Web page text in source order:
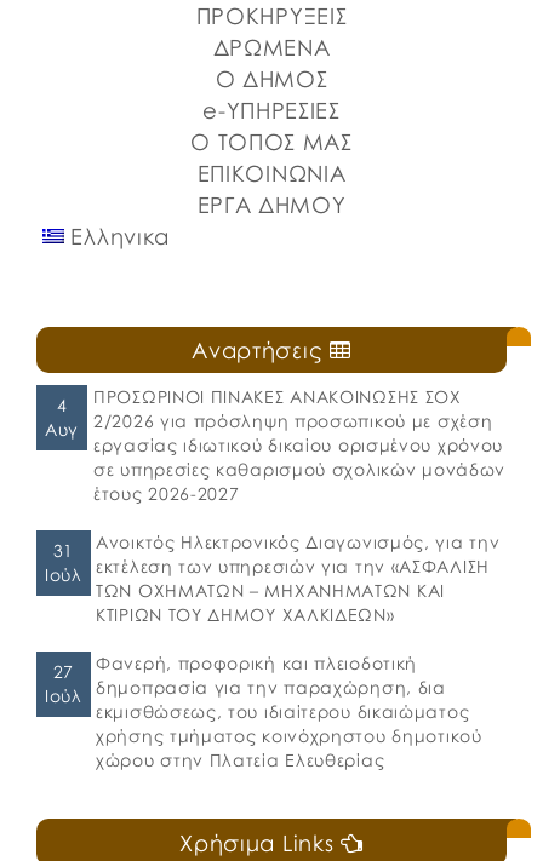
Στερεάς Ελλάδας και του Ο.Π.Α.ΣΤ.Ε, του Οργανισμού
Λιμένων Ν. Εύβοιας και του Επιμελητηρίου Εύβοιας.
⚓️Η επίσημη έναρξη πραγματοποιήθηκε με την
ΠΡΟΚΗΡΥΞΕΙΣ
ΔΡΩΜΕΝΑ
Ο ΔΗΜΟΣ
e-ΥΠΗΡΕΣΙΕΣ
Ο ΤΟΠΟΣ ΜΑΣ
ΕΠΙΚΟΙΝΩΝΙΑ
ΕΡΓΑ ΔΗΜΟΥ
Ελληνικα
Αναρτήσεις
4
Αυγ
ΠΡΟΣΩΡΙΝΟΙ ΠΙΝΑΚΕΣ ΑΝΑΚΟΙΝΩΣΗΣ ΣΟΧ
2/2026 για πρόσληψη προσωπικού με σχέση
εργασίας ιδιωτικού δικαίου ορισμένου χρόνου
σε υπηρεσίες καθαρισμού σχολικών μονάδων
έτους 2026-2027
31
Ιούλ
Ανοικτός Ηλεκτρονικός Διαγωνισμός, για την
εκτέλεση των υπηρεσιών για την «ΑΣΦΑΛΙΣΗ
ΤΩΝ ΟΧΗΜΑΤΩΝ – ΜΗΧΑΝΗΜΑΤΩΝ ΚΑΙ
ΚΤΙΡΙΩΝ ΤΟΥ ΔΗΜΟΥ ΧΑΛΚΙΔΕΩΝ»
27
Ιούλ
Φανερή, προφορική και πλειοδοτική
δημοπρασία για την παραχώρηση, δια
εκμισθώσεως, του ιδιαίτερου δικαιώματος
χρήσης τμήματος κοινόχρηστου δημοτικού
χώρου στην Πλατεία Ελευθερίας
Χρήσιμα Links